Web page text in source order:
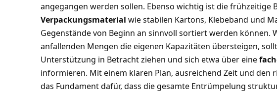
angegangen werden sollen. Ebenso wichtig ist die frühzeitige
Verpackungsmaterial wie stabilen Kartons, Klebeband und
Gegenstände von Beginn an sinnvoll sortiert werden können.
anfallenden Mengen die eigenen Kapazitäten übersteigen,
Unterstützung in Betracht ziehen und sich etwa über eine
informieren. Mit einem klaren Plan, ausreichend Zeit und den
das Fundament dafür, dass die gesamte Entrümpelung